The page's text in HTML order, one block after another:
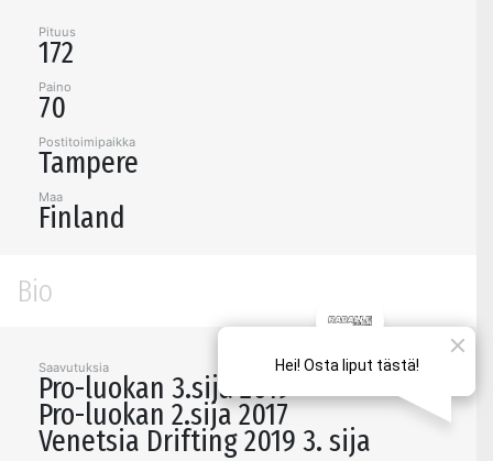
Pituus
172
Paino
70
Postitoimipaikka
Tampere
Maa
Finland
Bio
Saavutuksia
Pro-luokan 3.sija 2019
Pro-luokan 2.sija 2017
Venetsia Drifting 2019 3. sija